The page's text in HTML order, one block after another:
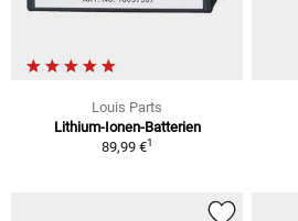
Louis Parts
Lithium-Ionen-Batterien
89,99 €1